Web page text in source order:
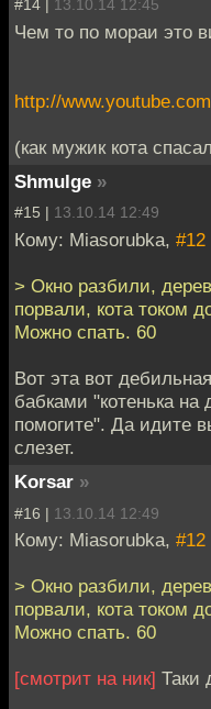
#14 | 13.10.14 12:45
Чем то по мораи это
http://
(как мужик кота
Shmulge »
#15 | 13.10.14 12:49
Кому: Miasorubka, #12
> Окно разбили,
порвали, кота током
Можно спать. 60
Вот эта вот
бабками "котенька на
помогите". Да идите
слезет.
Korsar »
#16 | 13.10.14 12:49
Кому: Miasorubka, #12
> Окно разбили,
порвали, кота током
Можно спать. 60
[смотрит на ник] Таки